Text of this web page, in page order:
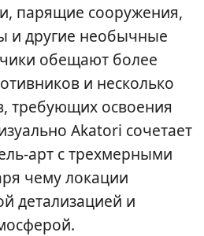
парящие сооружения,
и другие необычные
обещают более
и несколько
требующих освоения
Akatori сочетает
арт с трехмерными
чему локации
детализацией и